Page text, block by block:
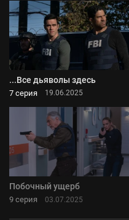
...Все дьяволы здесь
7 серия 19.06.2025
Побочный ущерб
9 серия 03.07.2025